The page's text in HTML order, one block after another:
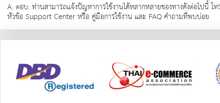
A: ตอบ: ท่านสามารถแจ้งปัญหาการใช้งานได้หลากหลายชองทางดังต่อไปนี้
หัวข้อ Support Center หรือ คู่มือการใช้งาน และ FAQ คำถามที่พบบ่อย